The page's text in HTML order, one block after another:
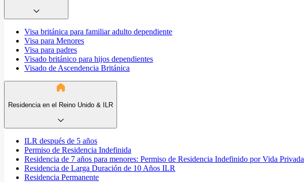
Visa británica para familiar adulto dependiente
Visa para Menores
Visa para padres
Visado británico para hijos dependientes
Visado de Ascendencia Británica
Residencia en el Reino Unido & ILR
ILR después de 5 años
Permiso de Residencia Indefinida
Residencia de 7 años para menores: Permiso de Residencia Indefinido por Vida Privada
Residencia de Larga Duración de 10 Años ILR
Residencia Permanente